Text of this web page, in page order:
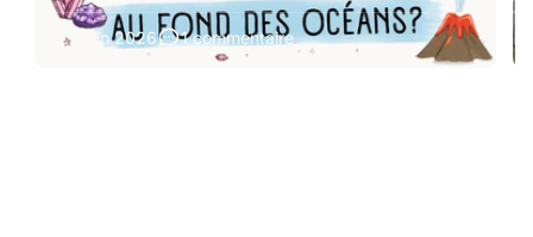
27 juin 2026 1 commentaire